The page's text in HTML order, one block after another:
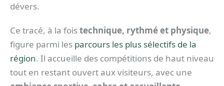
dévers.
Ce tracé, à la foistechnique, rythmé et physique,
figure parmi les parcours les plus sélectifs de la
région. Il accueille des compétitions de haut niveau
tout en restant ouvert aux visiteurs, avec une